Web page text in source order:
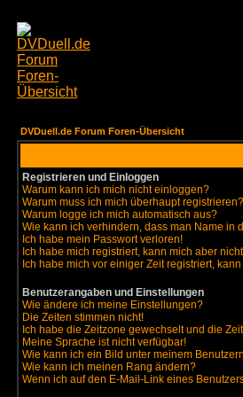
DVDuell.de Forum Foren-Übersicht
Registrieren und Einloggen
Warum kann ich mich nicht einloggen?
Warum muss ich mich überhaupt registrieren?
Warum logge ich mich automatisch aus?
Wie kann ich verhindern, dass man Name in
Ich habe mein Passwort verloren!
Ich habe mich registriert, kann mich aber
Ich habe mich vor einiger Zeit registriert,
Benutzerangaben und Einstellungen
Wie ändere ich meine Einstellungen?
Die Zeiten stimmen nicht!
Ich habe die Zeitzone gewechselt und die
Meine Sprache ist nicht verfügbar!
Wie kann ich ein Bild unter meinem
Wie kann ich meinen Rang ändern?
Wenn ich auf den E-Mail-Link eines